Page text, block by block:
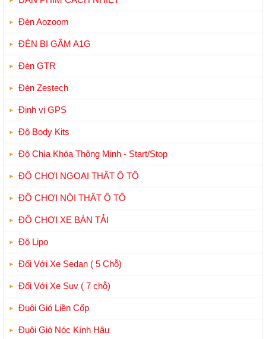
Đèn Aozoom
ĐÈN BI GẦM A1G
Đèn GTR
Đèn Zestech
Định vị GPS
Độ Body Kits
Độ Chìa Khóa Thông Minh - Start/Stop
ĐỒ CHƠI NGOẠI THẤT Ô TÔ
ĐỒ CHƠI NỘI THẤT Ô TÔ
ĐỒ CHƠI XE BÁN TẢI
Độ Lipo
Đối Với Xe Sedan ( 5 Chỗ)
Đối Với Xe Suv ( 7 chỗ)
Đuôi Gió Liền Cốp
Đuôi Gió Nóc Kính Hậu